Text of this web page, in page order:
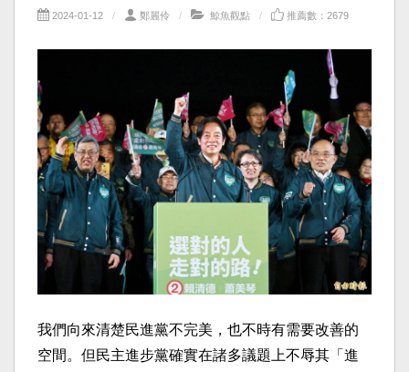
2024-01-12 鄭麗伶 鯨魚觀點 推薦數：2679
我們向來清楚民進黨不完美，也不時有需要改善的
空間。但民主進步黨確實在諸多議題上不辱其「進